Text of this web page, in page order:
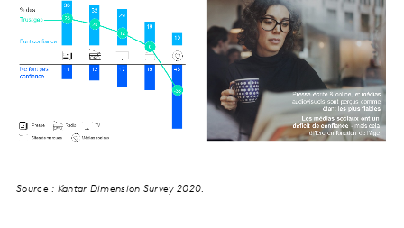
Source : Kantar Dimension Survey 2020.